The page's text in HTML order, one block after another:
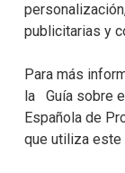
publicitarias y
Para más
la Guía sobre
Española de
que utiliza